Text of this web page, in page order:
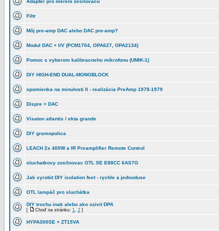
Adaptér pro měření zesilovačů
Filtr
Môj pre-amp DAC alebo DAC pre-amp?
Modul DAC + I/V (PCM1704, OPA627, OPA2134)
Pomoc s vyberom kalibracneho mikrofonu (UMIK-1)
DIY HIGH-END DUAL-MONOBLOCK
spomienka na minulosti II - realizácia PreAmp 1978-1979
Dispre + DAC
Visaton atlantis / ekta grande
DIY gramopolica
LEACH 2x 400W a IR Preamplifier Remote Control
sluchatkovy zosilnovac OTL SE E88CC 6AS7G
Jak vyrobit DIY isolation feet - rychle a jednoduse
OTL lampáč pro sluchátka
DIY trochu inak alebo ako ozivit DPA
[ Choď na stránku: 1, 2 ]
HYPA300SE + ZT15VA